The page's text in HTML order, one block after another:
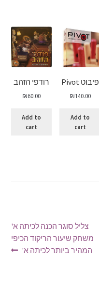
פיבוט Pivot
₪140.00
Add to
cart
רודפי הזהב
₪60.00
Add to
cart
הפוסט
הבא:
צליל סוגר הכנה לכיתה א'
משחק שיעור הריקוד הכיפי
המהיר ביותר לכיתה א'